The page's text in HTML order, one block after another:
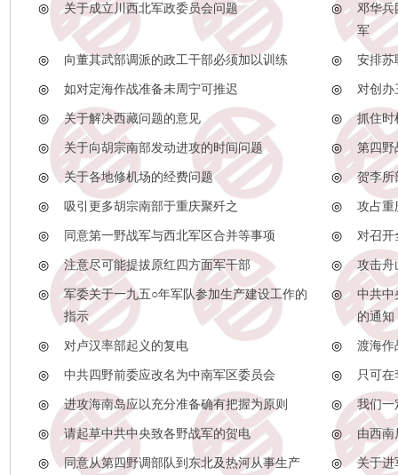
◎ 关于成立川西北军政委员会问题 ◎
邓华
军
◎ 向董其武部调派的政工干部必须加以训练 ◎ 安排苏
◎ 如对定海作战准备未周宁可推迟 ◎ 对创办
◎ 关于解决西藏问题的意见 ◎ 抓住时
◎ 关于向胡宗南部发动进攻的时间问题 ◎ 第四野
◎ 关于各地修机场的经费问题 ◎ 贺李所
◎ 吸引更多胡宗南部于重庆聚歼之 ◎ 攻占重
◎ 同意第一野战军与西北军区合并等事项 ◎ 对召开
◎ 注意尽可能提拔原红四方面军干部 ◎ 攻击舟
◎
军委关于一九五○年军队参加生产建设工作的
指示
◎
中共中
的通知
◎ 对卢汉率部起义的复电 ◎ 渡海作
◎ 中共四野前委应改名为中南军区委员会 ◎ 只可
◎ 进攻海南岛应以充分准备确有把握为原则 ◎ 我们一
◎ 请起草中共中央致各野战军的贺电 ◎ 由西南
◎ 同意从第四野调部队到东北及热河从事生产 ◎ 关于进